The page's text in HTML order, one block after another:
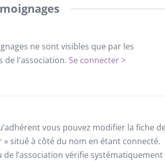
ne sont visibles que par les
de l'association. Se connecter >
vous pouvez modifier la fiche
» situé à côté du nom en étant connecté.
de l’association vérifie